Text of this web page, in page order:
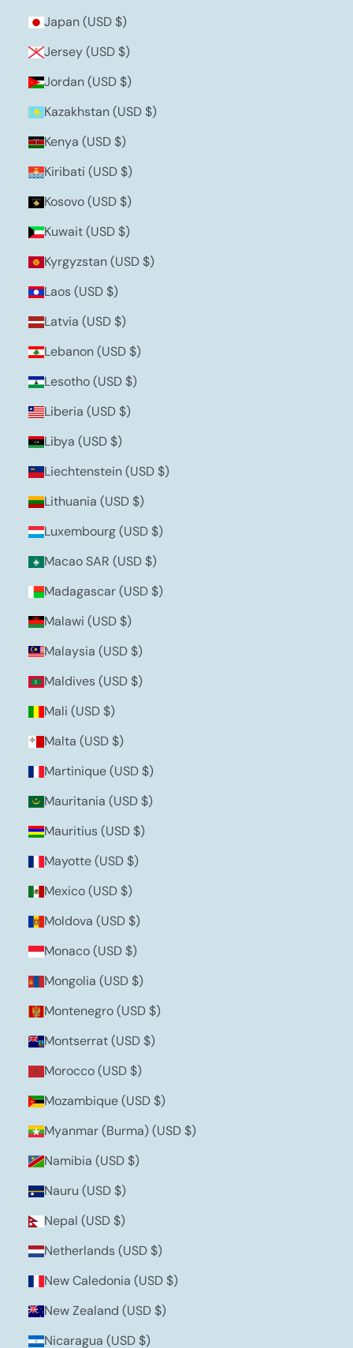
Japan (USD $)
Jersey (USD $)
Jordan (USD $)
Kazakhstan (USD $)
Kenya (USD $)
Kiribati (USD $)
Kosovo (USD $)
Kuwait (USD $)
Kyrgyzstan (USD $)
Laos (USD $)
Latvia (USD $)
Lebanon (USD $)
Lesotho (USD $)
Liberia (USD $)
Libya (USD $)
Liechtenstein (USD $)
Lithuania (USD $)
Luxembourg (USD $)
Macao SAR (USD $)
Madagascar (USD $)
Malawi (USD $)
Malaysia (USD $)
Maldives (USD $)
Mali (USD $)
Malta (USD $)
Martinique (USD $)
Mauritania (USD $)
Mauritius (USD $)
Mayotte (USD $)
Mexico (USD $)
Moldova (USD $)
Monaco (USD $)
Mongolia (USD $)
Montenegro (USD $)
Montserrat (USD $)
Morocco (USD $)
Mozambique (USD $)
Myanmar (Burma) (USD $)
Namibia (USD $)
Nauru (USD $)
Nepal (USD $)
Netherlands (USD $)
New Caledonia (USD $)
New Zealand (USD $)
Nicaragua (USD $)